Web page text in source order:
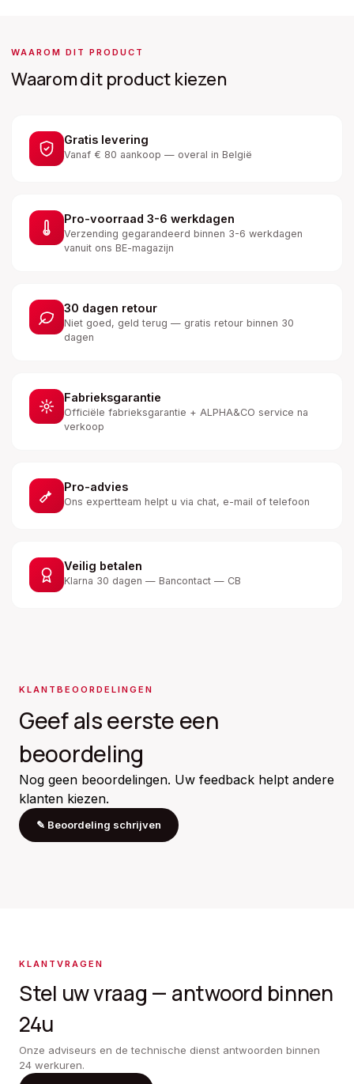
WAAROM DIT PRODUCT
Waarom dit product kiezen
Gratis levering
Vanaf € 80 aankoop — overal in België
Pro-voorraad 3-6 werkdagen
Verzending gegarandeerd binnen 3-6 werkdagen
vanuit ons BE-magazijn
30 dagen retour
Niet goed, geld terug — gratis retour binnen 30
dagen
Fabrieksgarantie
Officiële fabrieksgarantie + ALPHA&CO service na
verkoop
Pro-advies
Ons expertteam helpt u via chat, e-mail of telefoon
Veilig betalen
Klarna 30 dagen — Bancontact — CB
KLANTBEOORDELINGEN
Geef als eerste een
beoordeling
Nog geen beoordelingen. Uw feedback helpt andere
klanten kiezen.
✎ Beoordeling schrijven
KLANTVRAGEN
Stel uw vraag — antwoord binnen
24u
Onze adviseurs en de technische dienst antwoorden binnen
24 werkuren.